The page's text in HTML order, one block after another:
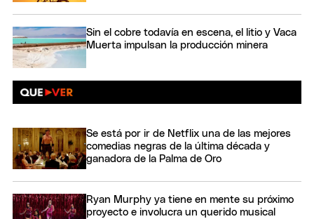
Sin el cobre todavía en escena, el litio y Vaca
Muerta impulsan la producción minera
Se está por ir de Netflix una de las mejores
comedias negras de la última década y
ganadora de la Palma de Oro
Ryan Murphy ya tiene en mente su próximo
proyecto e involucra un querido musical